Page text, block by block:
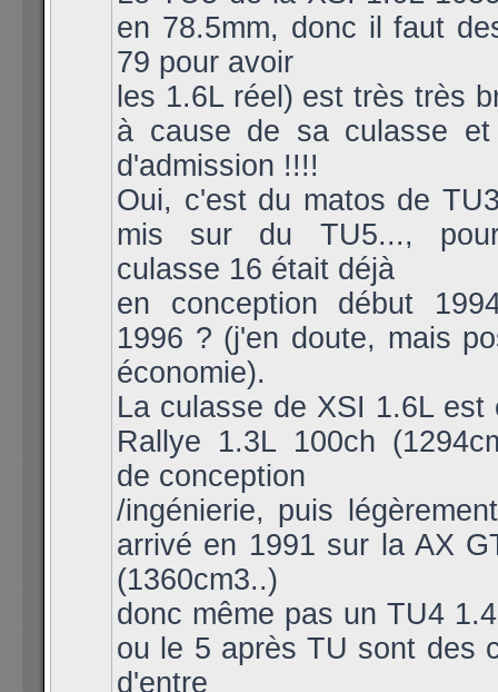
en 78.5mm, donc il faut
79 pour avoir
les 1.6L réel) est très très
à cause de sa culasse
d'admission !!!!
Oui, c'est du matos de
mis sur du TU5...,
culasse 16 était déjà
en conception début
1996 ? (j'en doute, mais
économie).
La culasse de XSI 1.6L est
Rallye 1.3L 100ch
de conception
/ingénierie, puis
arrivé en 1991 sur la AX
(1360cm3..)
donc même pas un TU4
ou le 5 après TU sont des
d'entre